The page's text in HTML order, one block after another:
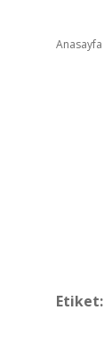
Anasayfa
Etiket: